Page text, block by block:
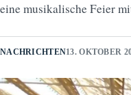
eine musikalische Feier
NACHRICHTEN13. OKTOBER